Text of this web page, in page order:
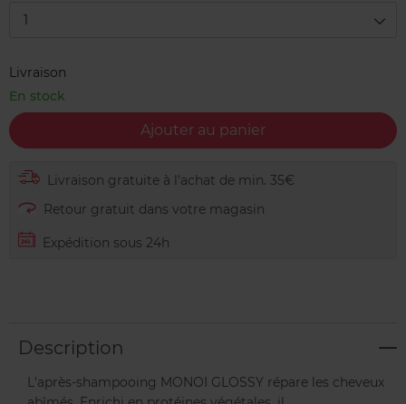
1
Livraison
En stock
Ajouter au panier
Livraison gratuite à l'achat de min. 35€
Retour gratuit dans votre magasin
Expédition sous 24h
Description
L'après-shampooing MONOI GLOSSY répare les cheveux